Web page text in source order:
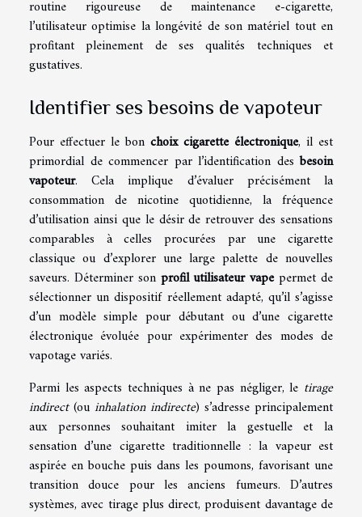
routine rigoureuse de maintenance e-cigarette,
l’utilisateur optimise la longévité de son matériel tout en
profitant pleinement de ses qualités techniques et
gustatives.
Identifier ses besoins de vapoteur
Pour effectuer le bon choix cigarette électronique, il est
primordial de commencer par l’identification desbesoin
vapoteur. Cela implique d’évaluer précisément la
consommation de nicotine quotidienne, la fréquence
d’utilisation ainsi que le désir de retrouver des sensations
comparables à celles procurées par une cigarette
classique ou d’explorer une large palette de nouvelles
saveurs. Déterminer son profil utilisateur vapepermet de
sélectionner un dispositif réellement adapté, qu’il s’agisse
d’un modèle simple pour débutant ou d’une cigarette
électronique évoluée pour expérimenter des modes de
vapotage variés.
Parmi les aspects techniques à ne pas négliger, le tirage
indirect(ou inhalation indirecte) s’adresse principalement
aux personnes souhaitant imiter la gestuelle et la
sensation d’une cigarette traditionnelle : la vapeur est
aspirée en bouche puis dans les poumons, favorisant une
transition douce pour les anciens fumeurs. D’autres
systèmes, avec tirage plus direct, produisent davantage de